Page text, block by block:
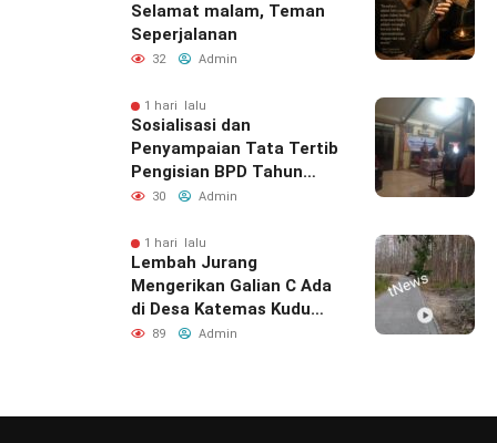
Selamat malam, Teman
Seperjalanan
32 Admin
1 hari lalu
Sosialisasi dan
Penyampaian Tata Tertib
Pengisian BPD Tahun
2026 di Desa Wonokromo
Kondusif
30 Admin
1 hari lalu
Lembah Jurang
Mengerikan Galian C Ada
di Desa Katemas Kudu
Jombang Tetap
89 Admin